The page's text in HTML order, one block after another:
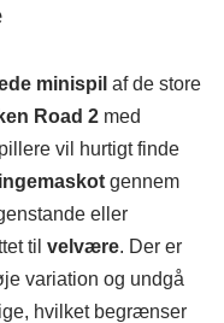
minispil af de store
Road 2 med
vil hurtigt finde
gennem
eller
til velvære. Der er
variation og undgå
hvilket begrænser